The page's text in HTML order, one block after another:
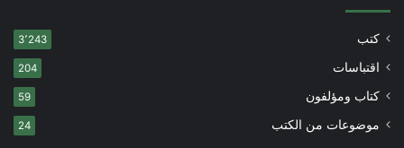
كتب 3٬243
اقتباسات 204
كتاب ومؤلفون 59
موضوعات من الكتب 24